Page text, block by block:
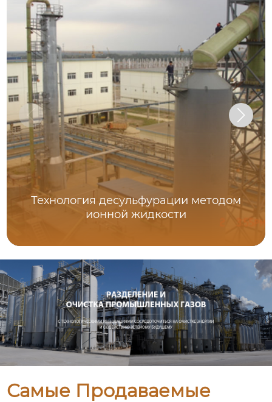
Технология десульфурации методом
ионной жидкости
Самые Продаваемые